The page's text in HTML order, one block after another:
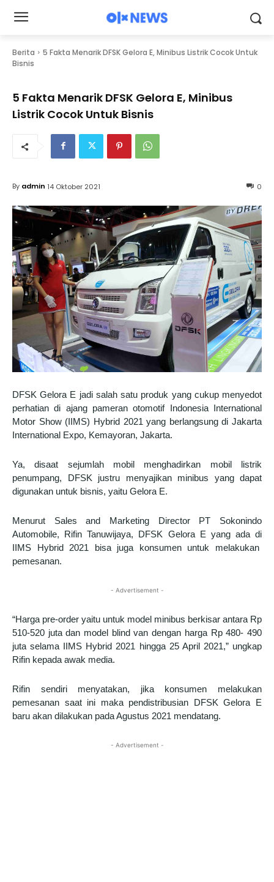
Berita
5 Fakta Menarik DFSK Gelora E, Minibus Listrik Cocok Untuk
Bisnis
5 Fakta Menarik DFSK Gelora E, Minibus
Listrik Cocok Untuk Bisnis
0
By admin 14 Oktober 2021
DFSK Gelora E jadi salah satu produk yang cukup menyedot
perhatian di ajang pameran otomotif Indonesia International
Motor Show (IIMS) Hybrid 2021 yang berlangsung di Jakarta
International Expo, Kemayoran, Jakarta.
Ya, disaat sejumlah mobil menghadirkan mobil listrik
penumpang, DFSK justru menyajikan minibus yang dapat
digunakan untuk bisnis, yaitu Gelora E.
Menurut Sales and Marketing Director PT Sokonindo
Automobile, Rifin Tanuwijaya, DFSK Gelora E yang ada di
IIMS Hybrid 2021 bisa juga konsumen untuk melakukan
pemesanan.
- Advertisement -
“Harga pre-order yaitu untuk model minibus berkisar antara Rp
510-520 juta dan model blind van dengan harga Rp 480- 490
juta selama IIMS Hybrid 2021 hingga 25 April 2021,” ungkap
Rifin kepada awak media.
Rifin sendiri menyatakan, jika konsumen melakukan
pemesanan saat ini maka pendistribusian DFSK Gelora E
baru akan dilakukan pada Agustus 2021 mendatang.
- Advertisement -